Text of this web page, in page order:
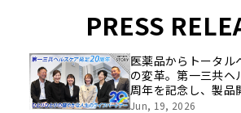
PRESS
医薬品からトータル
の変革。第一三共ヘ
周年を記念し、製品
挑戦の舞台や旧社統
Jun, 19, 2026